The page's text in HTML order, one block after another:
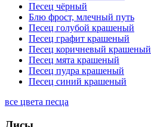
Песец чёрный
Блю фрост, млечный путь
Песец голубой крашеный
Песец графит крашеный
Песец коричневый крашеный
Песец мята крашеный
Песец пудра крашеный
Песец синий крашеный
все цвета песца